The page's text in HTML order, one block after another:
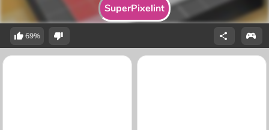
SuperPixelint
69%